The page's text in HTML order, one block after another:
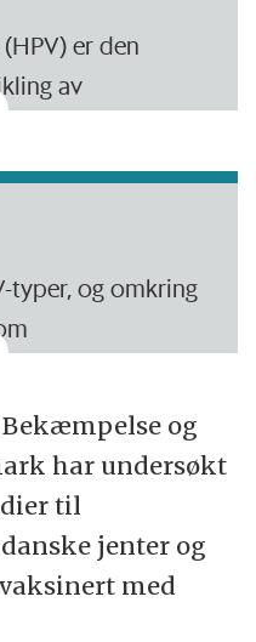
er den
av
mot de fire
i Europa.
inn i
HPV som
typer, og omkring
spontant.
av disse er en
og visse
og
har undersøkt
til
jenter og
med